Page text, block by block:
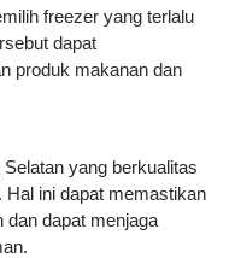
freezer yang terlalu
dapat
produk makanan dan
yang berkualitas
ini dapat memastikan
dan dapat menjaga